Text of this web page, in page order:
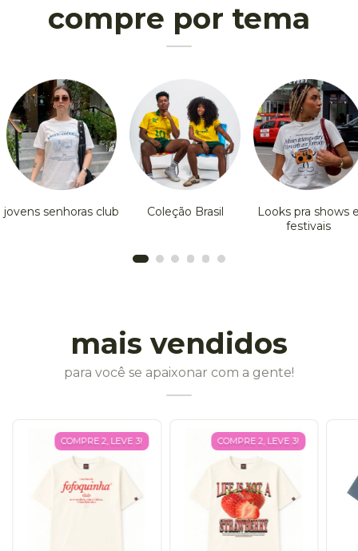
compre por tema
jovens senhoras club Coleção Brasil
Looks pra shows
festivais
mais vendidos
para você se apaixonar com a gente!
COMPRE 2, LEVE 3! COMPRE 2, LEVE 3!